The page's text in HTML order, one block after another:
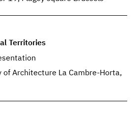
Territories
of Architecture La Cambre-Horta,